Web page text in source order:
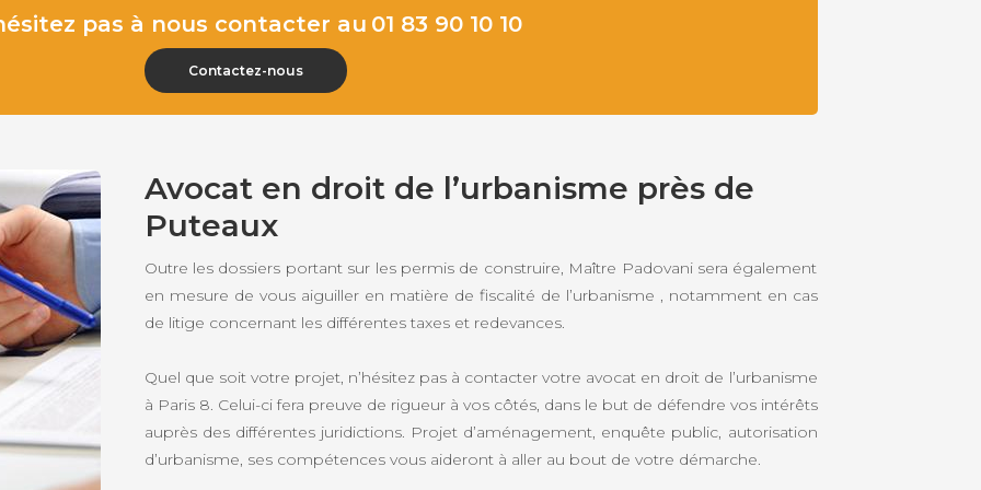
pas à nous contacter au 01 83 90 10 10
Contactez-nous
Avocat en droit de l’urbanisme près de
Puteaux
Outre les dossiers portant sur les permis de construire, Maître Padovani sera également
en mesure de vous aiguiller en matière de fiscalité de l’urbanisme , notamment en cas
de litige concernant les différentes taxes et redevances.
Quel que soit votre projet, n’hésitez pas à contacter votre avocat en droit de l’urbanisme
à Paris 8. Celui-ci fera preuve de rigueur à vos côtés, dans le but de défendre vos intérêts
auprès des différentes juridictions. Projet d’aménagement, enquête public, autorisation
d’urbanisme, ses compétences vous aideront à aller au bout de votre démarche.